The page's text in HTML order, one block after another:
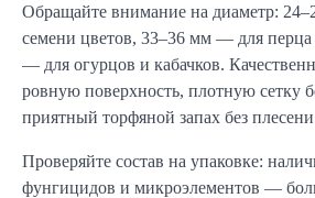
Обращайте внимание на диаметр:
семени цветов, 33–36 мм — для
— для огурцов и кабачков.
ровную поверхность, плотную сетку
приятный торфяной запах без
Проверяйте состав на упаковке:
фунгицидов и микроэлементов —